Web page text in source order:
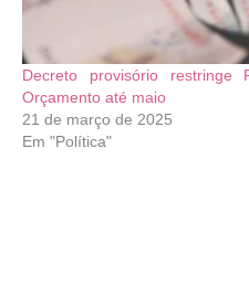
Decreto provisório
Orçamento até maio
21 de março de 2025
Em "Política"